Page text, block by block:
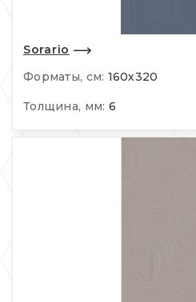
Sorario
Форматы, см: 160х320
Толщина, мм: 6